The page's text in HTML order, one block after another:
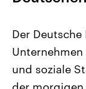
Landtagswahl
Der
und soziale